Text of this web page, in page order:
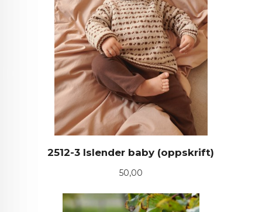
2512-3 Islender baby (oppskrift)
Pris
50,00